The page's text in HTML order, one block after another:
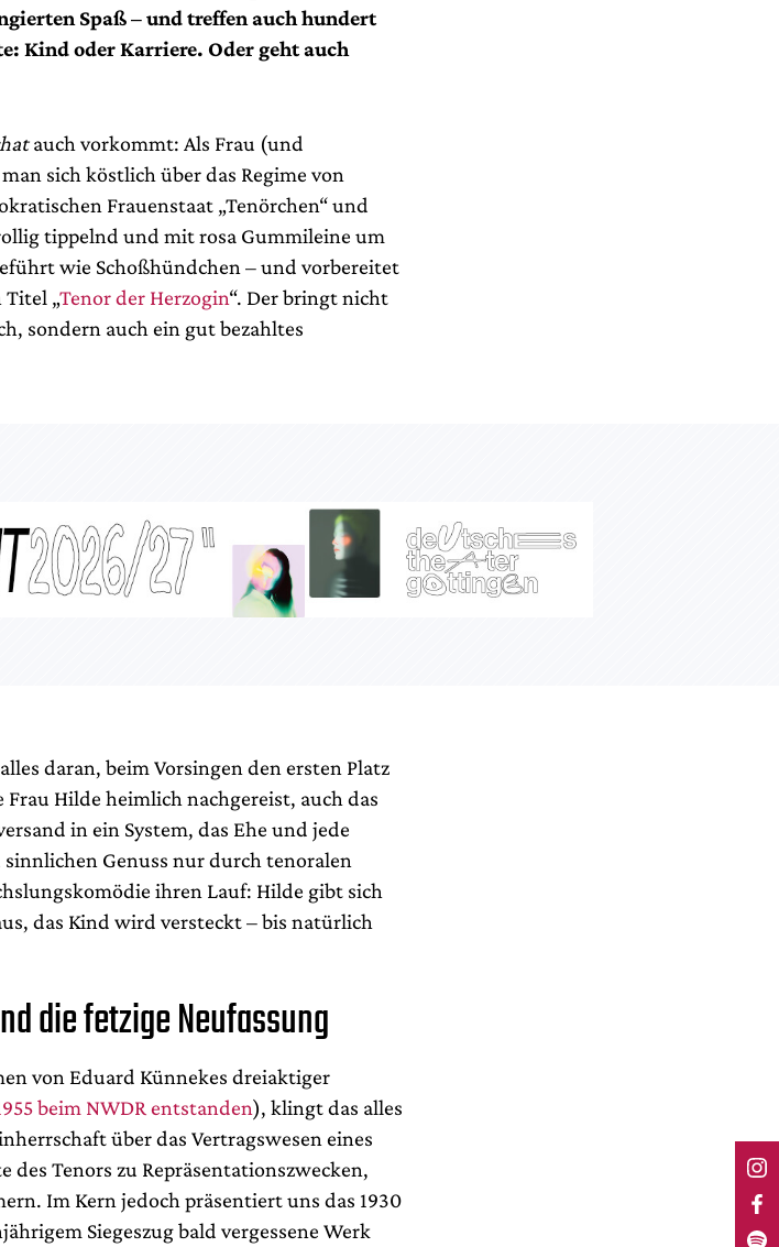
Spaß – und treffen auch hundert
Kind oder Karriere. Oder geht auch
auch vorkommt: Als Frau (und
sich köstlich über das Regime von
Frauenstaat „Tenörchen“ und
tippelnd und mit rosa Gummileine um
wie Schoßhündchen – und vorbereitet
Titel „Tenor der Herzogin“. Der bringt nicht
sondern auch ein gut bezahltes
daran, beim Vorsingen den ersten Platz
Hilde heimlich nachgereist, auch das
in ein System, das Ehe und jede
Genuss nur durch tenoralen
ihren Lauf: Hilde gibt sich
das Kind wird versteckt – bis natürlich
die fetzige Neufassung
von Eduard Künnekes dreiaktiger
beim NWDR entstanden), klingt das alles
über das Vertragswesen eines
Tenors zu Repräsentationszwecken,
Im Kern jedoch präsentiert uns das 1930
Siegeszug bald vergessene Werk